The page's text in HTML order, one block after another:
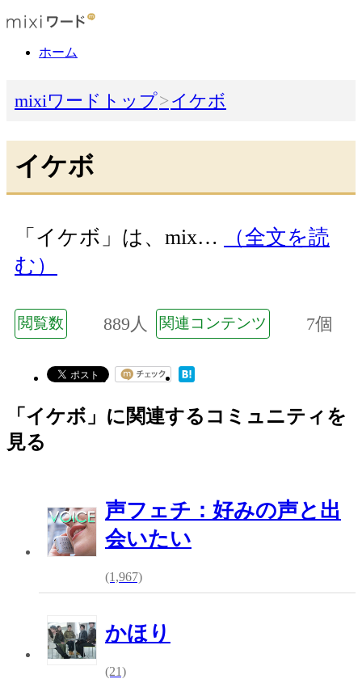
ホーム
mixiワードトップ イケボ
イケボ
「イケボ」は、mix…
（全文を読
む）
閲覧数 889人 関連コンテンツ 7個
「イケボ」に関連するコミュニティを
見る
声フェチ：好みの声と出
会いたい
(1,967)
かほり
(21)